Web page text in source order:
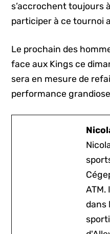
s’accrochent toujours
participer à ce tournoi
Le prochain des
face aux Kings ce
sera en mesure de
performance
ATM.
dans